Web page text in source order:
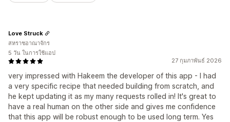
27 กุมภาพันธ์ 2026
very impressed with Hakeem the developer of this app - I had
a very specific recipe that needed building from scratch, and
he kept updating it as my many requests rolled in! It's great to
have a real human on the other side and gives me confidence
that this app will be robust enough to be used long term. Yes
Love Struck
สหราชอาณาจักร
5 วัน ในการใช้แอป